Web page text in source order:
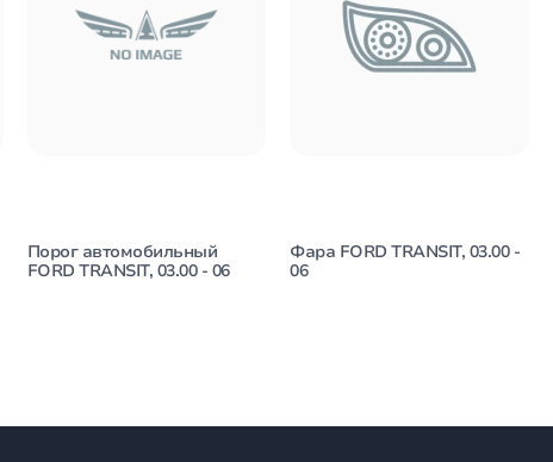
Порог автомобильный
FORD TRANSIT, 03.00 - 06
Фара FORD TRANSIT, 03.00 -
06